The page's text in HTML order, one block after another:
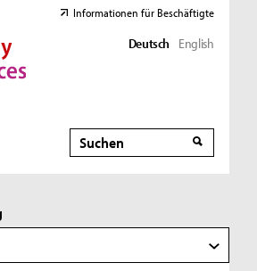
Informationen für Beschäftigte
Deutsch English
Suche
Suche